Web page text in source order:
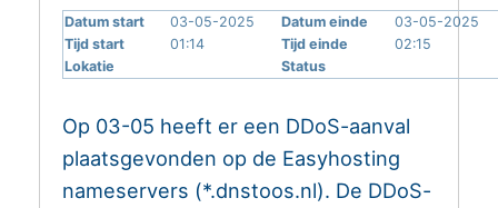
Datum start 03-05-2025 Datum einde
03-05-2025
Tijd start
01:14 Tijd einde
02:15
Lokatie
Status
Op 03-05 heeft er een DDoS-aanval
plaatsgevonden op de Easyhosting
nameservers (*.dnstoos.nl). De DDoS-